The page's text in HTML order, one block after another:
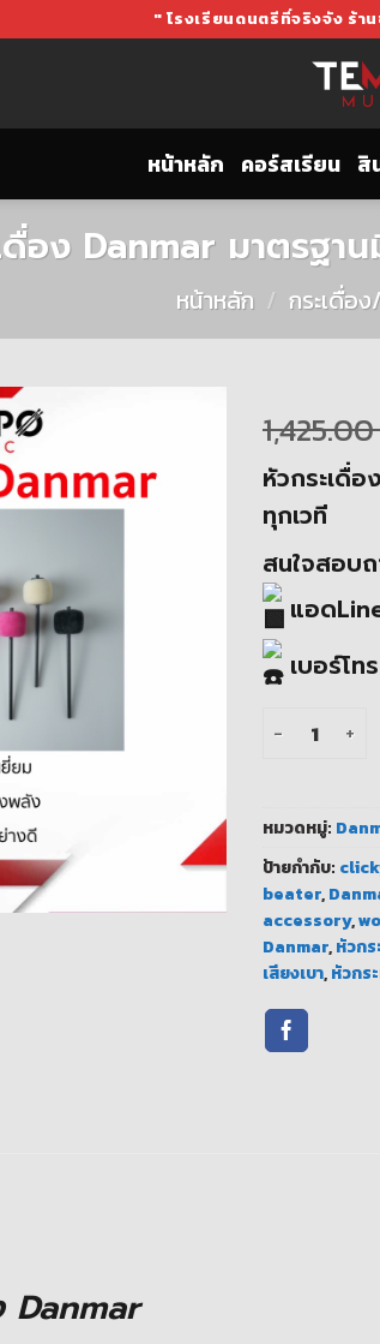
" โรงเรียนดนตรีที่จริงจัง ร้าน
หน้าหลัก คอร์สเรียน สิ
ดื่อง Danmar มาตรฐ
หน้าหลัก / กระเดื่อ
1,425.00
หัวกระเดื่
ทุกเวที
สนใจสอบ
แอด
เบอร์โ
จำนวน หัวก
หมวดหมู่:
ป้ายกำกับ:
beater,
accessory,
Danmar, หัวก
เสียงเบา, หัวกร
Danmar